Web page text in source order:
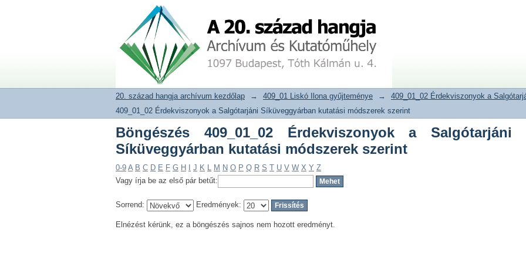
Böngészés 409_01_02 Érdekviszonyok a Salgótarjáni
módszerek szerint
20. század hangja archívum adattár
20. század hangja archívum kezdőlap → 409_01 Liskó Ilona gyűjteménye → 409_01_02 Érdekviszonyok a
409_01_02 Érdekviszonyok a Salgótarjáni Síküveggyárban kutatási módszerek szerint
Böngészés 409_01_02 Érdekviszonyok a Salgótarjáni
Síküveggyárban kutatási módszerek szerint
0-9 A B C D E F G H J K L M N O P Q R S T U V W X Y Z
Vagy írja be az első pár betűt:
Sorrend: Eredmények:
Elnézést kérünk, ez a böngészés sajnos nem hozott eredményt.